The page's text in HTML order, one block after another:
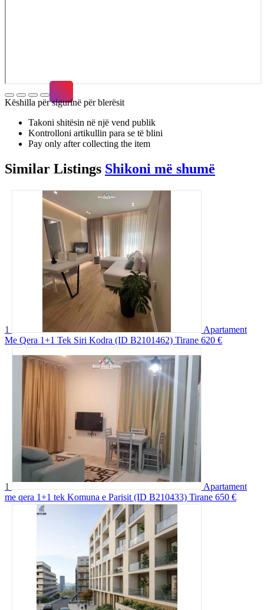
Këshilla për sigurinë për blerësit
Takoni shitësin në një vend publik
Kontrolloni artikullin para se të blini
Pay only after collecting the item
Similar Listings Shikoni më shumë
1
Apartament
Me Qera 1+1 Tek Siri Kodra (ID B2101462) Tirane 620 €
1
Apartament
me qera 1+1 tek Komuna e Parisit (ID B210433) Tirane 650 €